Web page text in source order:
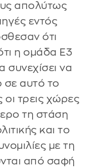
απολύτως
εντός
ότι
η ομάδα E3
συνεχίσει να
σε αυτό το
οι τρεις χώρες
τη στάση
και το
με τη
από σαφή